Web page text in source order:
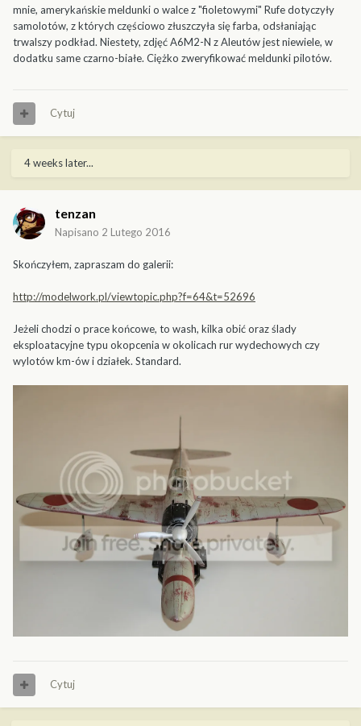
mnie, amerykańskie meldunki o walce z "fioletowymi" Rufe dotyczyły
samolotów, z których częściowo złuszczyła się farba, odsłaniając
trwalszy podkład. Niestety, zdjęć A6M2-N z Aleutów jest niewiele, w
dodatku same czarno-białe. Ciężko zweryfikować meldunki pilotów.
Cytuj
4 weeks later...
tenzan
Napisano 2 Lutego 2016
Skończyłem, zapraszam do galerii:
http://modelwork.pl/viewtopic.php?f=64&t=52696
Jeżeli chodzi o prace końcowe, to wash, kilka obić oraz ślady
eksploatacyjne typu okopcenia w okolicach rur wydechowych czy
wylotów km-ów i działek. Standard.
Cytuj